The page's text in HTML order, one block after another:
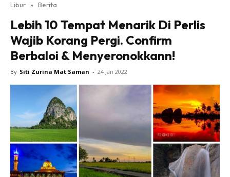
Libur » Berita
Lebih 10 Tempat Menarik Di Perlis
Wajib Korang Pergi. Confirm
Berbaloi & Menyeronokkann!
By Siti Zurina Mat Saman - 24 Jan 2022